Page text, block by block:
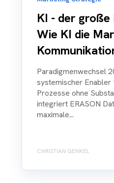
KI - der
Wie KI die
Paradigmenwechsel
systemischer
Prozesse ohne
integriert ERASON
maximale...
CHRISTIAN GENKEL